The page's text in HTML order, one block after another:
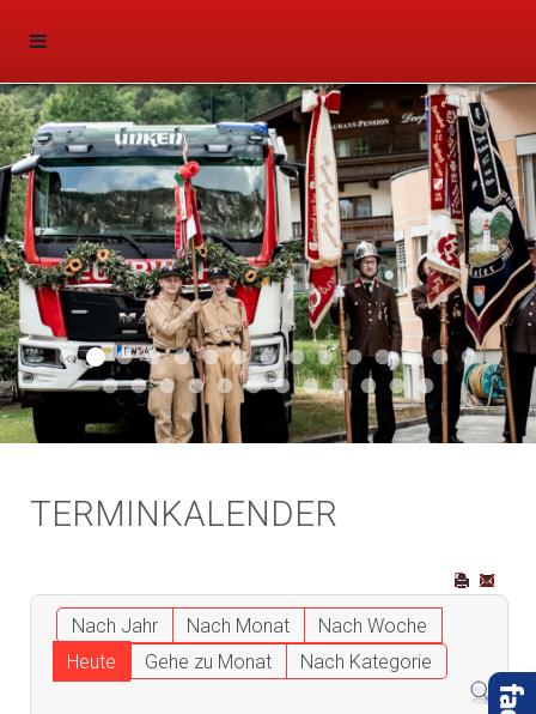
Aktuell 046
Aktuell 047
Start 011
Aktuell 044
Aktuell 043
Aktuell 041
Aktuell 042
Aktuell 035
Aktuell 031
Aktuell 032
Aktuell 033
Aktuell 029
Aktuell 027
Aktuell 026
Start
Aktuell 024
Aktuell 019
Auto 010Start 010Start 002
Auto 002Auto 009
Auto 006Start 008Start 005Start 003
Start 006
TERMINKALENDER
Nach Jahr Nach Monat
Nach Woche
Heute
Gehe zu Monat Nach Kategorie